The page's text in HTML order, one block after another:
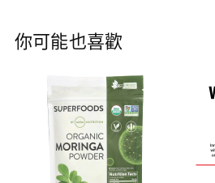
你可能也喜歡